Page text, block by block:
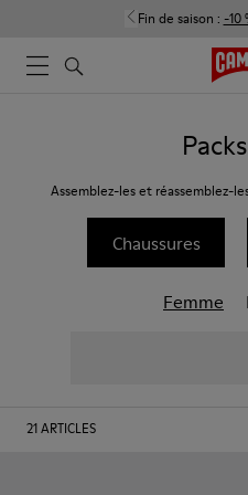
Fin de saison : -10
Assemblez-les et réassemblez-
Chaussures
Femme
21ARTICLES